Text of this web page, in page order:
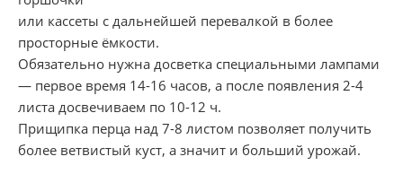
или кассеты с дальнейшей перевалкой в более
просторные ёмкости.
Обязательно нужна досветка специальными лампами
— первое время 14-16 часов, а после появления 2-4
листа досвечиваем по 10-12 ч.
Прищипка перца над 7-8 листом позволяет получить
более ветвистый куст, а значит и больший урожай.